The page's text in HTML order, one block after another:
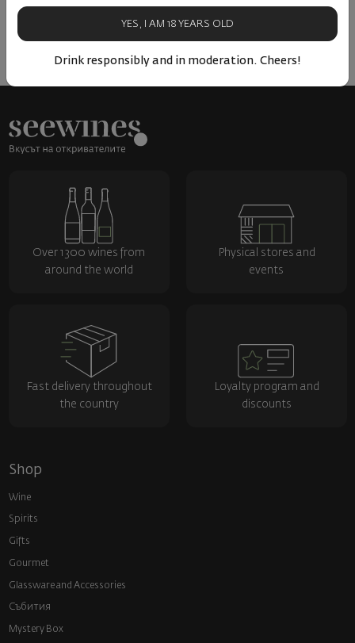
YES, I AM 18 YEARS OLD
Drink responsibly and in moderation. Cheers!
Over 1300 wines from
around the world
Physical stores and
events
Fast delivery throughout
the country
Loyalty program and
discounts
Shop
Wine
Spirits
Gifts
Gourmet
Glassware and Аccessories
Събития
Mystery Box